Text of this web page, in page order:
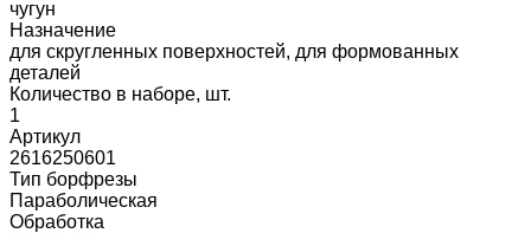
чугун
Назначение
для скругленных поверхностей, для формованных
деталей
Количество в наборе, шт.
1
Артикул
2616250601
Тип борфрезы
Параболическая
Обработка